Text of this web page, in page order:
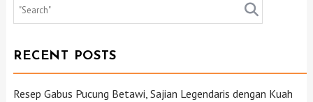
RECENT POSTS
Resep Gabus Pucung Betawi, Sajian Legendaris dengan Kuah